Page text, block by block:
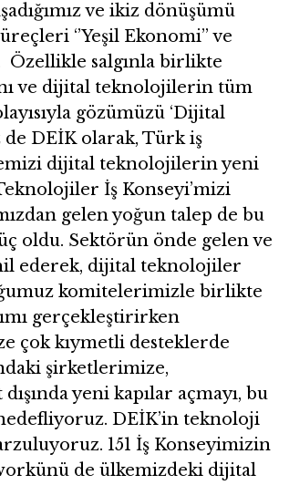
ve ikiz dönüşümü
‘’Yeşil Ekonomi’’ ve
Özellikle salgınla birlikte
ve dijital teknolojilerin tüm
gözümüzü ‘Dijital
de DEİK olarak, Türk iş
dijital teknolojilerin yeni
İş Konseyi’mizi
gelen yoğun talep de bu
oldu. Sektörün önde gelen ve
ederek, dijital teknolojiler
komitelerimizle birlikte
gerçekleştirirken
çok kıymetli desteklerde
şirketlerimize,
yeni kapılar açmayı, bu
DEİK’in teknoloji
151 İş Konseyimizin
de ülkemizdeki dijital